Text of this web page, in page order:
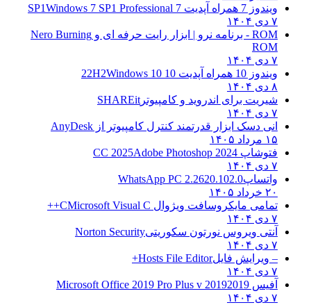
ویندوز 7 همراه آپدیت 7 SP1
Windows 7 SP1 Professional
۷ دی ۱۴۰۴
ROM - برنامه نرو | ابزار رایت حرفه ای و
Nero Burning
ROM
۷ دی ۱۴۰۴
ویندوز 10 همراه آپدیت 10 22H2
Windows 10
۸ دی ۱۴۰۴
شیریت برای اندروید و کامپیوتر SHAREit
۷ دی ۱۴۰۴
انی دسک ابزار قدرتمند کنترل کامپیوتر از AnyDesk
۱۵ مرداد ۱۴۰۵
فتوشاپ CC 2025 Adobe Photoshop 2024
۷ دی ۱۴۰۴
واتساپWhatsApp PC 2.2620.102.0
۲۰ خرداد ۱۴۰۵
تمامی مایکروسافت ویژوال C Microsoft Visual C++
۷ دی ۱۴۰۴
آنتی ویروس نورتون سکوریتیNorton Security
۷ دی ۱۴۰۴
– ویرایش فایلHosts File Editor+
۷ دی ۱۴۰۴
آفیس 2019 2019 Microsoft Office 2019 Pro Plus v
۷ دی ۱۴۰۴